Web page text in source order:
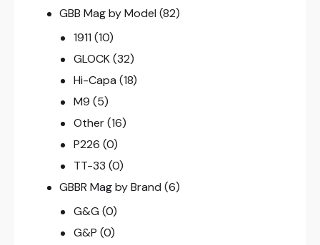
GBB Mag by Model (82)
1911 (10)
GLOCK (32)
Hi-Capa (18)
M9 (5)
Other (16)
P226 (0)
TT-33 (0)
GBBR Mag by Brand (6)
G&G (0)
G&P (0)